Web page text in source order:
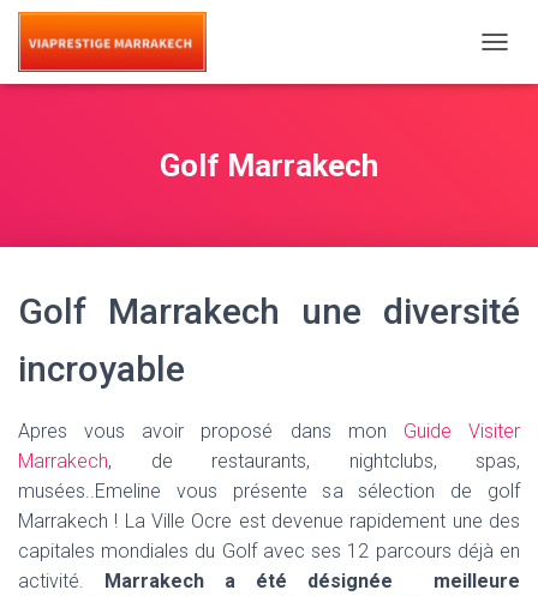
O
A
Golf Marrakech
Golf Marrakech une diversité
incroyable
Apres vous avoir proposé dans mon Guide Visiter
Marrakech, de restaurants, nightclubs, spas,
musées..Emeline vous présente sa sélection de golf
Marrakech ! La Ville Ocre est devenue rapidement une des
capitales mondiales du Golf avec ses 12 parcours déjà en
activité. Marrakech a été désignée meilleure